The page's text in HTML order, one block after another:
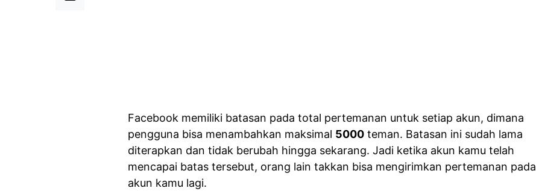
Facebook memiliki batasan pada total pertemanan untuk setiap akun, dimana
pengguna bisa menambahkan maksimal 5000 teman. Batasan ini sudah lama
diterapkan dan tidak berubah hingga sekarang. Jadi ketika akun kamu telah
mencapai batas tersebut, orang lain takkan bisa mengirimkan pertemanan pada
akun kamu lagi.